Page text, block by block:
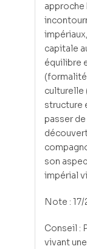
capitale
équilibre
culturelle
structure
passer
son
impérial
Note : 17/
Conseil :
vivant